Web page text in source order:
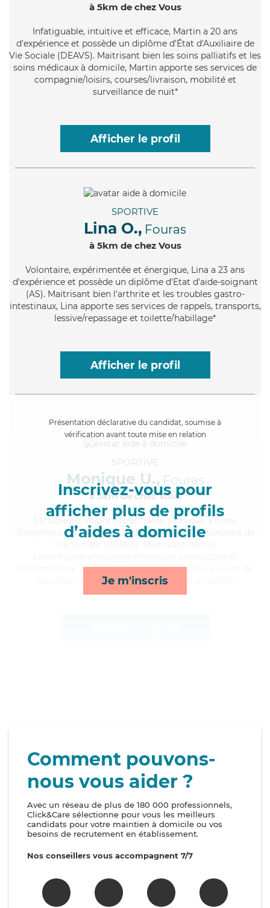
à 5km de chez Vous
Infatiguable, intuitive et efficace, Martin a 20 ans
d'expérience et possède un diplôme d'État d'Auxiliaire de
Vie Sociale (DEAVS). Maitrisant bien les soins palliatifs et les
soins médicaux à domicile, Martin apporte ses services de
compagnie/loisirs, courses/livraison, mobilité et
surveillance de nuit*
Afficher le profil
SPORTIVE
Lina O., Fouras
à 5km de chez Vous
Volontaire, expérimentée et énergique, Lina a 23 ans
d'expérience et possède un diplôme d'Etat d'aide-soignant
(AS). Maitrisant bien l'arthrite et les troubles gastro-
intestinaux, Lina apporte ses services de rappels, transports,
lessive/repassage et toilette/habillage*
Afficher le profil
Présentation déclarative du candidat, soumise à
vérification avant toute mise en relation
Inscrivez-vous pour
afficher plus de profils
d’aides à domicile
Je m'inscris
SPORTIVE
Monique U., Fouras
à 5km de chez Vous
, volontaire et fiable, Monique a 6 ans
d'expérience et possède un diplôme d'État d'Auxiliaire de
l'incontinence urinaire, Monique apporte ses services de
activités, rappels, courses/livraison et mobilité*
Comment pouvons-
nous vous aider ?
Avec un réseau de plus de 180 000 professionnels,
Click&Care sélectionne pour vous les meilleurs
candidats pour votre maintien à domicile ou vos
besoins de recrutement en établissement.
Nos conseillers vous accompagnent 7/7